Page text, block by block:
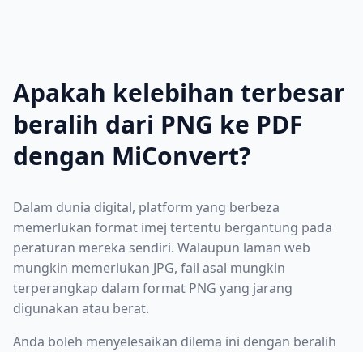
Apakah kelebihan terbesar
beralih dari PNG ke PDF
dengan MiConvert?
Dalam dunia digital, platform yang berbeza
memerlukan format imej tertentu bergantung pada
peraturan mereka sendiri. Walaupun laman web
mungkin memerlukan JPG, fail asal mungkin
terperangkap dalam format PNG yang jarang
digunakan atau berat.
Anda boleh menyelesaikan dilema ini dengan beralih